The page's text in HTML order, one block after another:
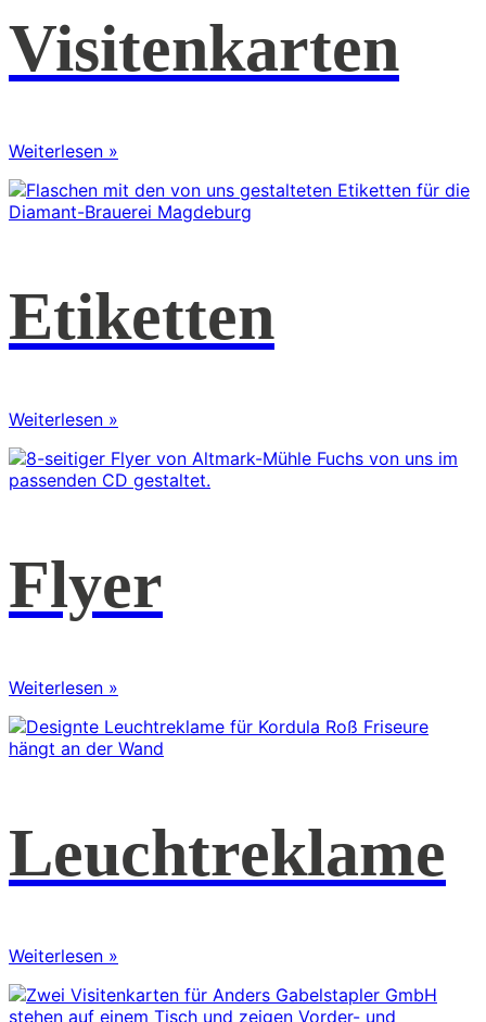
Visitenkarten
Weiterlesen »
Etiketten
Weiterlesen »
Flyer
Weiterlesen »
Leuchtreklame
Weiterlesen »